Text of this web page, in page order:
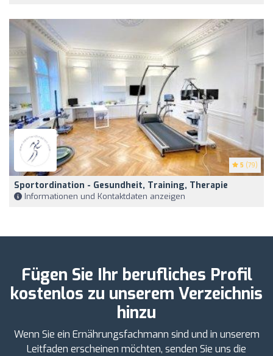
5 (79)
Sportordination - Gesundheit, Training, Therapie
Informationen und Kontaktdaten anzeigen
Fügen Sie Ihr berufliches Profil
kostenlos zu unserem Verzeichnis
hinzu
Wenn Sie ein Ernährungsfachmann sind und in unserem
Leitfaden erscheinen möchten, senden Sie uns die